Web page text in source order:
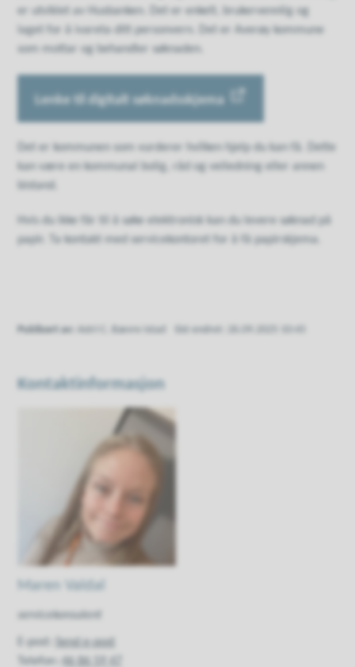
er utviklet av Husbanken. Det er enkelt, brukervennlig og
laget for å ivareta ditt personvern. Det er Averøy kommune
som mottar og behandler søknaden.
Lenke til digitalt søknadsskjema
Det er kommunen som vurderer hvilken hjelp du kan få. Dette
kan være en kommunal bolig, råd og veiledning eller annen
bistand.
Hvis du ikke får til å søke elektronisk kan du levere søknad på
papir. Ta kontakt med servicekontoret for å få papirskjema.
Publisert av Astri C. Bævre Istad
Kontaktinformasjon
Maren Valdal
servicekonsulent
E-post
Send e-post